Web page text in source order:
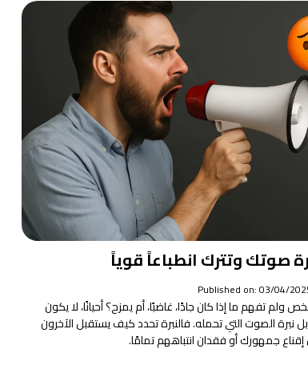
صوتك وتترك انطباعاً قوياً
Published on: 03/04/
تفهم ما إذا كان جادًا، غاضبًا، أم يمزح؟ أحيانًا، لا يكون
نبرة الصوت التي تحمله. فالنبرة تحدد كيف يستقبل الآخرون
جمهورك أو فقدان انتباههم تمامًا.